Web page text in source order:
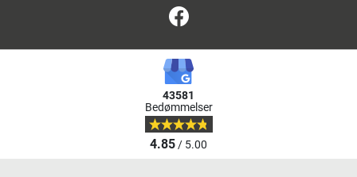
43581
Bedømmelser
4.85/ 5.00